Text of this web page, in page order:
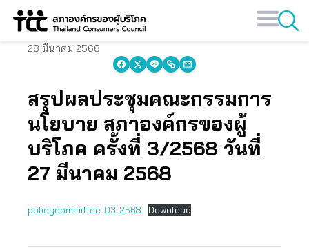
Skip
28 มีนาคม 2568
สรุปผลประชุมคณะกรรมการ
นโยบาย สภาองค์กรของผู้
บริโภค ครั้งที่ 3/2568 วันที่
27 มีนาคม 2568
policycommittee-03-2568 Download